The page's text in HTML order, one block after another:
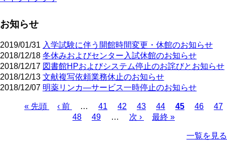
お知らせ
2019/01/31 入学試験に伴う開館時間変更・休館のお知らせ
2018/12/18 冬休みおよびセンター入試休館のお知らせ
2018/12/17 図書館HPおよびシステム停止のお詫びとお知らせ
2018/12/13 文献複写依頼業務休止のお知らせ
2018/12/07 明薬リンカ―サービス一時停止のお知らせ
先
« 先頭
前
‹ 前 …
ペ
ー
41
ペ
ー
42
ペ
ー
43
ペ
ー
44
カ
45
ペ
46
ペ
47
ペ
48
ペ
49 …
次
次 ›
最
最終 »
一覧を見る